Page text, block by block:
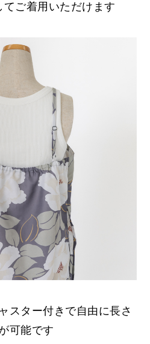
ご着用いただけます
スター付きで自由に長さ
可能です